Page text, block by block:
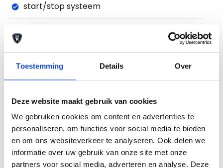
Toestemming Details Over
Deze website maakt gebruik van cookies
We gebruiken cookies om content en advertenties te
personaliseren, om functies voor social media te bieden
en om ons websiteverkeer te analyseren. Ook delen we
informatie over uw gebruik van onze site met onze
partners voor social media, adverteren en analyse. Deze
start/stop systeem
stuurbekrachtiging snelheidsafhankelijk
stuurwiel multifunctioneel
treeplanken
vermoeidheids herkenning
warmtewerend glas
WiFi voorbereiding